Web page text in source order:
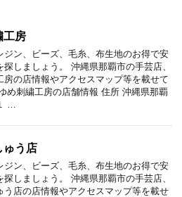
工房
ジン、ビーズ、毛糸、布生地のお得で安
探しましょう。 沖縄県那覇市の手芸店、
房の店情報やアクセスマップ等を載せて
め刺繍工房の店舗情報 住所 沖縄県那覇
…
ゅう店
ジン、ビーズ、毛糸、布生地のお得で安
探しましょう。 沖縄県那覇市の手芸店、
う店の店情報やアクセスマップ等を載せ